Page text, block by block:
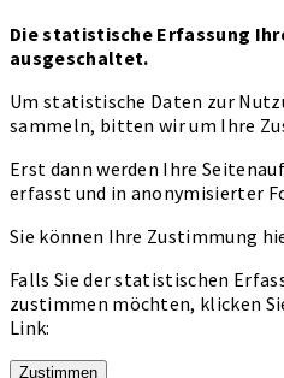
Die statistische Erfassung
ausgeschaltet.
Um statistische Daten zur
sammeln, bitten wir um Ihre
Erst dann werden Ihre
erfasst und in anonymisierter
Sie können Ihre Zustimmung
Falls Sie der statistischen
zustimmen möchten, klicken
Link:
Zustimmen